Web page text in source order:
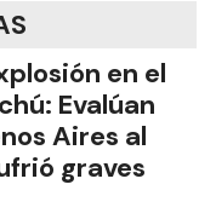
en el
Evalúan
Aires al
graves